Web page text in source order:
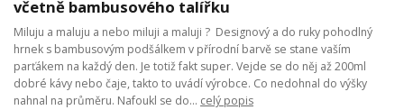
včetně bambusového talířku
Miluju a maluju a nebo miluji a maluji ? Designový a do ruky pohodlný
hrnek s bambusovým podšálkem v přírodní barvě se stane vaším
parťákem na každý den. Je totiž fakt super. Vejde se do něj až 200ml
dobré kávy nebo čaje, takto to uvádí výrobce. Co nedohnal do výšky
nahnal na průměru. Nafoukl se do... celý popis